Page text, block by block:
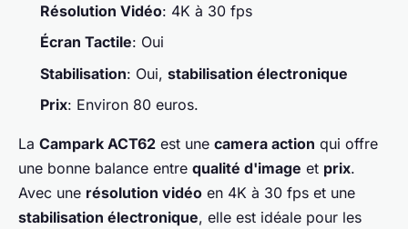
Résolution Vidéo: 4K à 30 fps
Écran Tactile: Oui
Stabilisation: Oui, stabilisation électronique
Prix: Environ 80 euros.
La Campark ACT62 est une camera action qui offre
une bonne balance entre qualité d'image et prix.
Avec une résolution vidéo en 4K à 30 fps et une
stabilisation électronique, elle est idéale pour les